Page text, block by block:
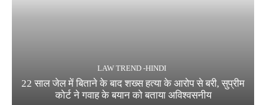
LAW TREND -HINDI
22 साल जेल में बिताने के बाद शख्स हत्या के आरोप से बरी, सुप्रीम
कोर्ट ने गवाह के बयान को बताया अविश्वसनीय